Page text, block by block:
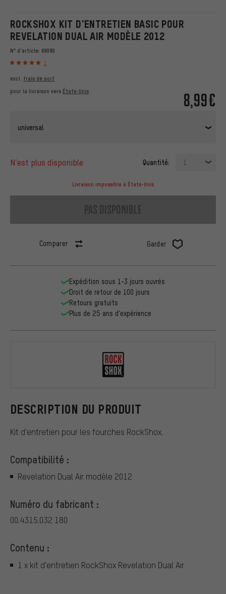
ROCKSHOX KIT D'ENTRETIEN BASIC POUR
REVELATION DUAL AIR MODÈLE 2012
N° d'article: 69090
1
8,99€
excl. frais de port
pour la livraison vers États-Unis
universal
n’est plus disponible Quantité: 1
Livraison impossible à États-Unis
pas disponible
Comparer Garder
DESCRIPTION DU PRODUIT
Kit d'entretien pour les fourches RockShox.
Compatibilité :
Revelation Dual Air modèle 2012
Numéro du fabricant :
00.4315.032 180
Contenu :
1 x kit d'entretien RockShox Revelation Dual Air
Expédition sous 1-3 jours ouvrés
Droit de retour de 100 jours
Retours gratuits
Plus de 25 ans d'expérience